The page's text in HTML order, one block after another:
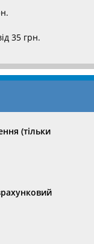
35 грн.
(тільки